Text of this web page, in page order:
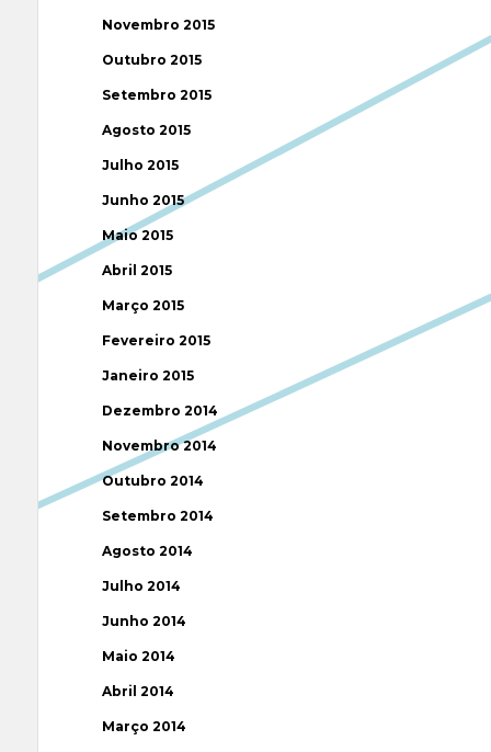
Novembro 2015
Outubro 2015
Setembro 2015
Agosto 2015
Julho 2015
Junho 2015
Maio 2015
Abril 2015
Março 2015
Fevereiro 2015
Janeiro 2015
Dezembro 2014
Novembro 2014
Outubro 2014
Setembro 2014
Agosto 2014
Julho 2014
Junho 2014
Maio 2014
Abril 2014
Março 2014